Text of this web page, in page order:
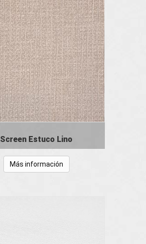
Screen Estuco Lino
Más información